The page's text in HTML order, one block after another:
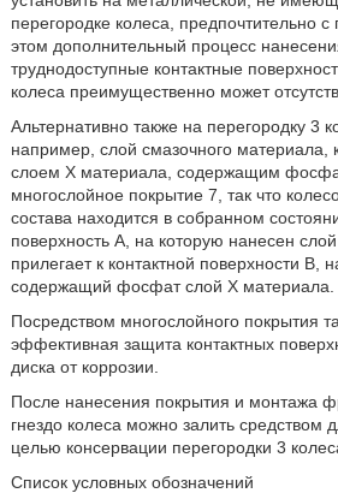
перегородке колеса, предпочтительно
этом дополнительный процесс
труднодоступные контактные
колеса преимущественно может
Альтернативно также на перегородку 3
например, слой смазочного материала,
слоем X материала, содержащим
многослойное покрытие 7, так что
состава находится в собранном
поверхность A, на которую нанесен
прилегает к контактной поверхности B,
содержащий фосфат слой X материала.
Посредством многослойного покрытия
эффективная защита контактных
диска от коррозии.
После нанесения покрытия и монтажа
гнездо колеса можно залить средством
целью консервации перегородки 3
Список условных обозначений